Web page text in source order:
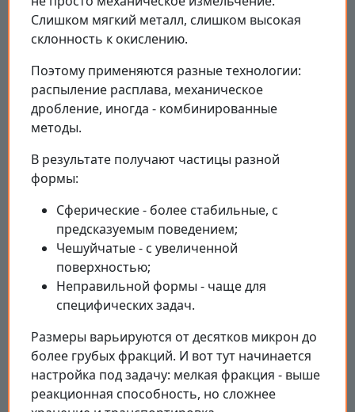
Слишком мягкий металл, слишком высокая
склонность к окислению.
Поэтому применяются разные технологии:
распыление расплава, механическое
дробление, иногда - комбинированные
методы.
В результате получают частицы разной
формы:
Сферические - более стабильные, с
предсказуемым поведением;
Чешуйчатые - с увеличенной
поверхностью;
Неправильной формы - чаще для
специфических задач.
Размеры варьируются от десятков микрон до
более грубых фракций. И вот тут начинается
настройка под задачу: мелкая фракция - выше
реакционная способность, но сложнее